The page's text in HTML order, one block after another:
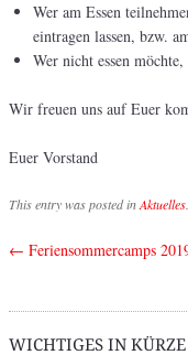
Wer am Essen
eintragen lassen, bzw.
Wer nicht essen
Wir freuen uns auf Euer
Euer Vorstand
This entry was posted inAktuelles
Post navigation
← Feriensommercamps
WICHTIGES IN KÜRZE